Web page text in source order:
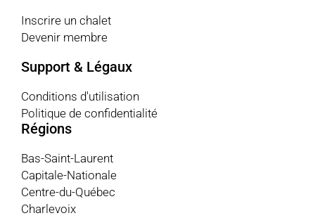
Inscrire un chalet
Devenir membre
Support & Légaux
Conditions d'utilisation
Politique de confidentialité
Régions
Bas-Saint-Laurent
Capitale-Nationale
Centre-du-Québec
Charlevoix